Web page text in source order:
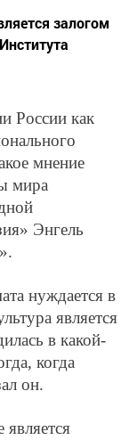
залогом
России как
мнение
мира
Энгель
нуждается в
является
в какой-
когда
он.